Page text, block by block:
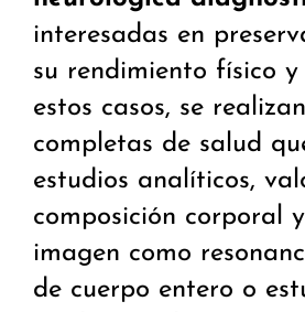
interesadas en
su rendimiento físico
estos casos, se
completas de salud
estudios analíticos,
composición corporal
imagen como
de cuerpo entero o